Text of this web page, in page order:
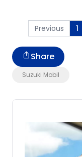
Previous 1
Suzuki Mobil
Share